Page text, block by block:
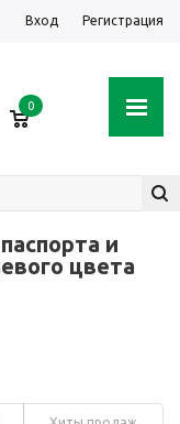
Вход Регистрация
0
и
цвета